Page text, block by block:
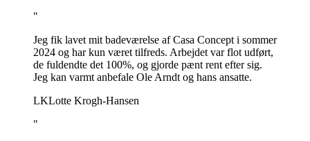
"
Jeg fik lavet mit badeværelse af Casa Concept i sommer
2024 og har kun været tilfreds. Arbejdet var flot udført,
de fuldendte det 100%, og gjorde pænt rent efter sig.
Jeg kan varmt anbefale Ole Arndt og hans ansatte.
LKLotte Krogh-Hansen
"